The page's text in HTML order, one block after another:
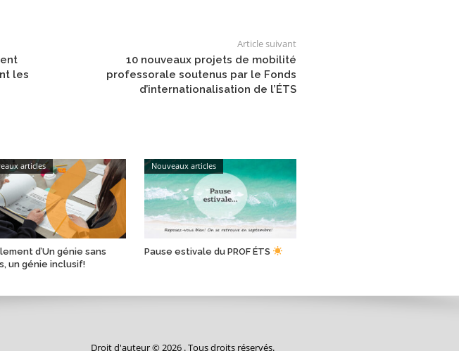
les
Article suivant
10 nouveaux projets de mobilité
professorale soutenus par le Fonds
d’internationalisation de l’ÉTS
articles
d’Un génie sans
un génie inclusif!
Nouveaux articles
Pause estivale du PROF ÉTS
Droit d'auteur © 2026 . Tous droits réservés.